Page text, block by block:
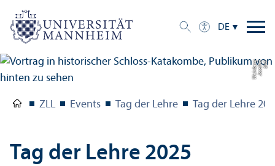
DE
Bil
d:
J
o
s
eli
n
e
W
ei
n
b
e
r
g
ZLL Events Tag der Lehre Tag der Lehre
Tag der Lehre 2025